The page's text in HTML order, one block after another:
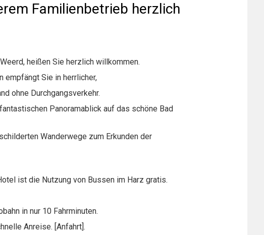
Familienbetrieb herzlich
heißen Sie herzlich willkommen.
empfängt Sie in herrlicher,
ohne Durchgangsverkehr.
Panoramablick auf das schöne Bad
Wanderwege zum Erkunden der
ist die Nutzung von Bussen im Harz gratis.
in nur 10 Fahrminuten.
Anreise. [Anfahrt].